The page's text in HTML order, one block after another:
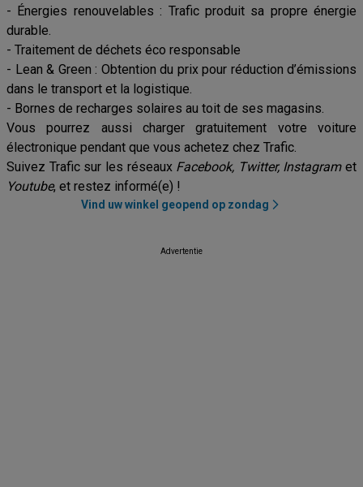
- Énergies renouvelables : Trafic produit sa propre énergie
durable.
- Traitement de déchets éco responsable
- Lean & Green : Obtention du prix pour réduction d’émissions
dans le transport et la logistique.
- Bornes de recharges solaires au toit de ses magasins.
Vous pourrez aussi charger gratuitement votre voiture
électronique pendant que vous achetez chez Trafic.
Suivez Trafic sur les réseaux Facebook, Twitter, Instagramet
Youtube, et restez informé(e) !
Vind uw winkel geopend op zondag
Advertentie